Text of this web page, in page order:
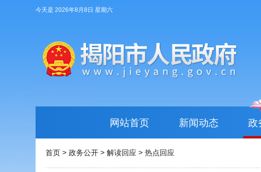
今天是 2026年8月8日 星期六
网站首页 新闻动态 政
首页 > 政务公开 > 解读回应 > 热点回应